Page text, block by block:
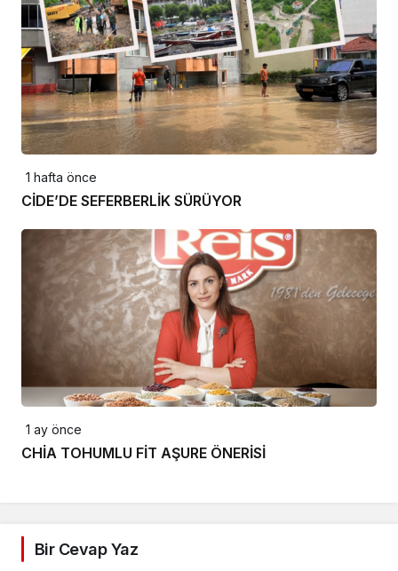
1 hafta önce
CİDE’DE SEFERBERLİK SÜRÜYOR
1 ay önce
CHİA TOHUMLU FİT AŞURE ÖNERİSİ
Bir Cevap Yaz